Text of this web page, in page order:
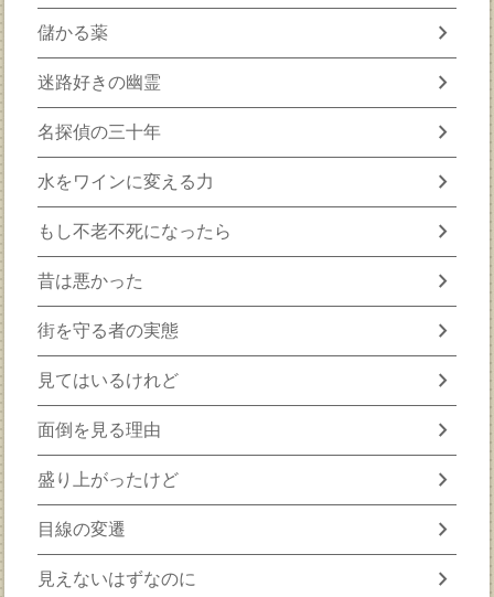
儲かる薬 chevron_right
迷路好きの幽霊 chevron_right
名探偵の三十年 chevron_right
水をワインに変える力 chevron_right
もし不老不死になったら chevron_right
昔は悪かった chevron_right
街を守る者の実態 chevron_right
見てはいるけれど chevron_right
面倒を見る理由 chevron_right
盛り上がったけど chevron_right
目線の変遷 chevron_right
見えないはずなのに chevron_right